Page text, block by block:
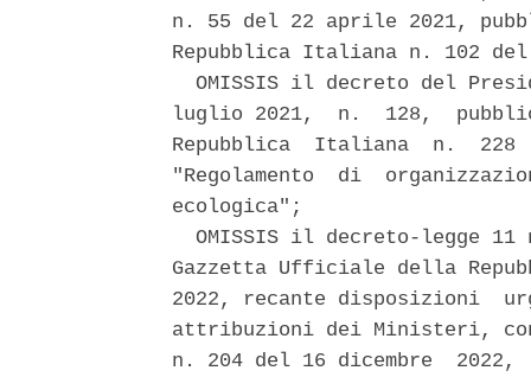
n. 55 del 22 aprile 2021,
Repubblica Italiana n. 102
OMISSIS il decreto del
luglio 2021,  n.  128,
Repubblica  Italiana  n.
"Regolamento  di
ecologica";
OMISSIS il decreto-legge 11
Gazzetta Ufficiale della
2022, recante disposizioni
attribuzioni dei Ministeri,
n. 204 del 16 dicembre